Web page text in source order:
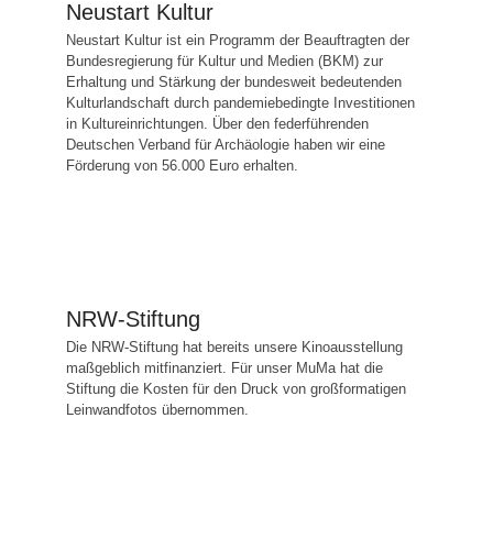
Neustart Kultur
Neustart Kultur ist ein Programm der Beauftragten der
Bundesregierung für Kultur und Medien (BKM) zur
Erhaltung und Stärkung der bundesweit bedeutenden
Kulturlandschaft durch pandemiebedingte Investitionen
in Kultureinrichtungen. Über den federführenden
Deutschen Verband für Archäologie haben wir eine
Förderung von 56.000 Euro erhalten.
NRW-Stiftung
Die NRW-Stiftung hat bereits unsere Kinoausstellung
maßgeblich mitfinanziert. Für unser MuMa hat die
Stiftung die Kosten für den Druck von großformatigen
Leinwandfotos übernommen.